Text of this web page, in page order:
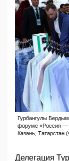
Гурбангулы
форуме «Россия —
Казань, Татарстан
Делегация